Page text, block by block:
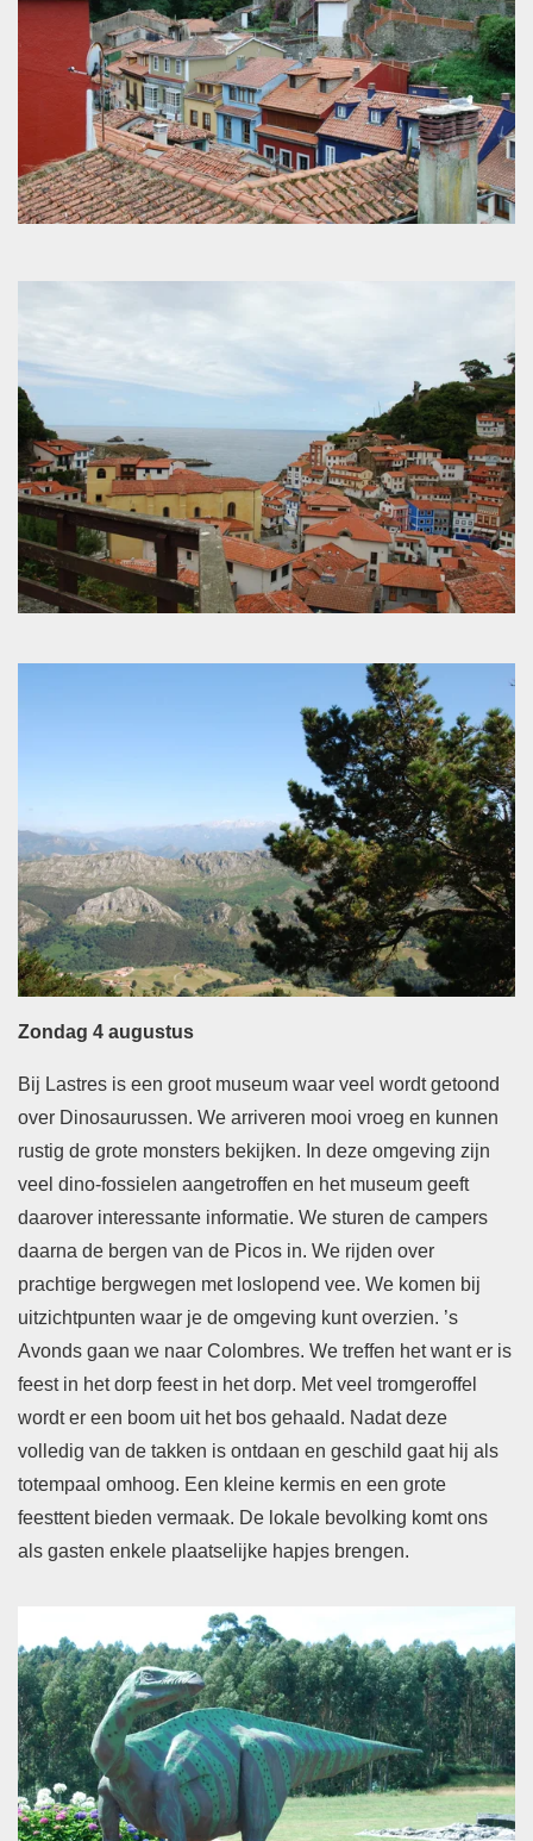
Zondag 4 augustus
Bij Lastres is een groot museum waar veel wordt getoond
over Dinosaurussen. We arriveren mooi vroeg en kunnen
rustig de grote monsters bekijken. In deze omgeving zijn
veel dino-fossielen aangetroffen en het museum geeft
daarover interessante informatie. We sturen de campers
daarna de bergen van de Picos in. We rijden over
prachtige bergwegen met loslopend vee. We komen bij
uitzichtpunten waar je de omgeving kunt overzien. ’s
Avonds gaan we naar Colombres. We treffen het want er is
feest in het dorp feest in het dorp. Met veel tromgeroffel
wordt er een boom uit het bos gehaald. Nadat deze
volledig van de takken is ontdaan en geschild gaat hij als
totempaal omhoog. Een kleine kermis en een grote
feesttent bieden vermaak. De lokale bevolking komt ons
als gasten enkele plaatselijke hapjes brengen.